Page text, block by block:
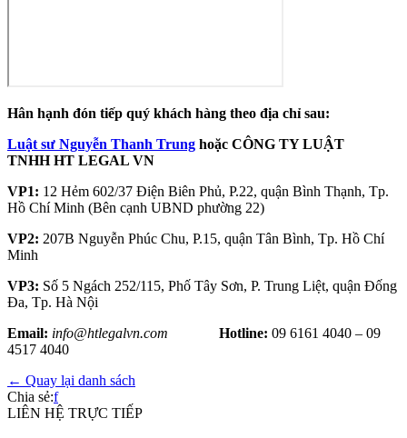
Hân hạnh đón tiếp quý khách hàng theo địa chỉ sau:
Luật sư Nguyễn Thanh Trung hoặc CÔNG TY LUẬT
TNHH HT LEGAL VN
VP1: 12 Hẻm 602/37 Điện Biên Phủ, P.22, quận Bình Thạnh, Tp.
Hồ Chí Minh (Bên cạnh UBND phường 22)
VP2: 207B Nguyễn Phúc Chu, P.15, quận Tân Bình, Tp. Hồ Chí
Minh
VP3: Số 5 Ngách 252/115, Phố Tây Sơn, P. Trung Liệt, quận Đống
Đa, Tp. Hà Nội
Email: info@htlegalvn.com Hotline: 09 6161 4040 – 09
4517 4040
← Quay lại danh sách
Chia sẻ:f
LIÊN HỆ TRỰC TIẾP